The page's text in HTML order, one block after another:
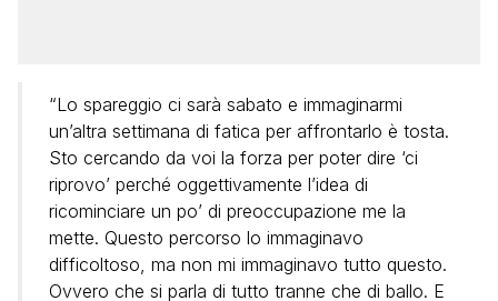
“Lo spareggio ci sarà sabato e immaginarmi
un’altra settimana di fatica per affrontarlo è tosta.
Sto cercando da voi la forza per poter dire ‘ci
riprovo’ perché oggettivamente l’idea di
ricominciare un po’ di preoccupazione me la
mette. Questo percorso lo immaginavo
difficoltoso, ma non mi immaginavo tutto questo.
Ovvero che si parla di tutto tranne che di ballo. E